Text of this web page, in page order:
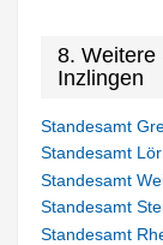
8. Weitere
Inzlingen
Standesamt
Standesamt
Standesamt
Standesamt
Standesamt